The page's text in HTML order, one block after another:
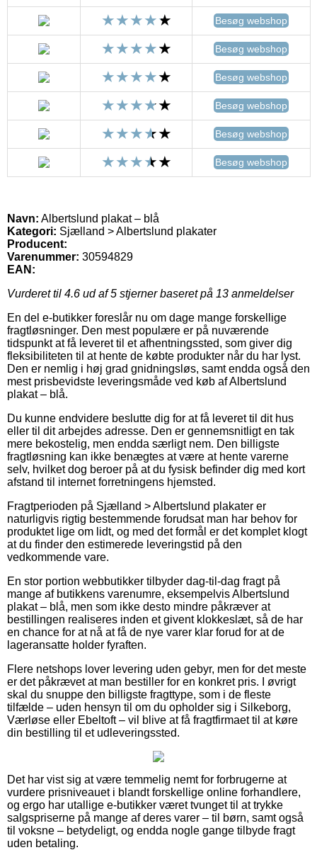
Besøg webshop
Besøg webshop
Besøg webshop
Besøg webshop
Besøg webshop
Besøg webshop
Navn: Albertslund plakat – blå
Kategori: Sjælland > Albertslund plakater
Producent:
Varenummer: 30594829
EAN:
Vurderet til 4.6 ud af 5 stjerner baseret på 13 anmeldelser
En del e-butikker foreslår nu om dage mange forskellige
fragtløsninger. Den mest populære er på nuværende
tidspunkt at få leveret til et afhentningssted, som giver dig
fleksibiliteten til at hente de købte produkter når du har lyst.
Den er nemlig i høj grad gnidningsløs, samt endda også den
mest prisbevidste leveringsmåde ved køb af Albertslund
plakat – blå.
Du kunne endvidere beslutte dig for at få leveret til dit hus
eller til dit arbejdes adresse. Den er gennemsnitligt en tak
mere bekostelig, men endda særligt nem. Den billigste
fragtløsning kan ikke benægtes at være at hente varerne
selv, hvilket dog beroer på at du fysisk befinder dig med kort
afstand til internet forretningens hjemsted.
Fragtperioden på Sjælland > Albertslund plakater er
naturligvis rigtig bestemmende forudsat man har behov for
produktet lige om lidt, og med det formål er det komplet klogt
at du finder den estimerede leveringstid på den
vedkommende vare.
En stor portion webbutikker tilbyder dag-til-dag fragt på
mange af butikkens varenumre, eksempelvis Albertslund
plakat – blå, men som ikke desto mindre påkræver at
bestillingen realiseres inden et givent klokkeslæt, så de har
en chance for at nå at få de nye varer klar forud for at de
lageransatte holder fyraften.
Flere netshops lover levering uden gebyr, men for det meste
er det påkrævet at man bestiller for en konkret pris. I øvrigt
skal du snuppe den billigste fragttype, som i de fleste
tilfælde – uden hensyn til om du opholder sig i Silkeborg,
Værløse eller Ebeltoft – vil blive at få fragtfirmaet til at køre
din bestilling til et udleveringssted.
Det har vist sig at være temmelig nemt for forbrugerne at
vurdere prisniveauet i blandt forskellige online forhandlere,
og ergo har utallige e-butikker været tvunget til at trykke
salgspriserne på mange af deres varer – til børn, samt også
til voksne – betydeligt, og endda nogle gange tilbyde fragt
uden betaling.